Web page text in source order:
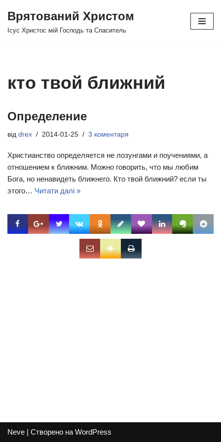
Перейти
Врятований Христом
Ісус Христос мій Господь та Спаситель
кто твой ближний
Определение
від drex 2014-01-25 3 коментаря
Христианство определяется не лозунгами и поучениями, а
отношением к ближним. Можно говорить, что мы любим
Бога, но ненавидеть ближнего. Кто твой ближний? если ты
этого… Читати далі »
Neve | Створено на WordPress